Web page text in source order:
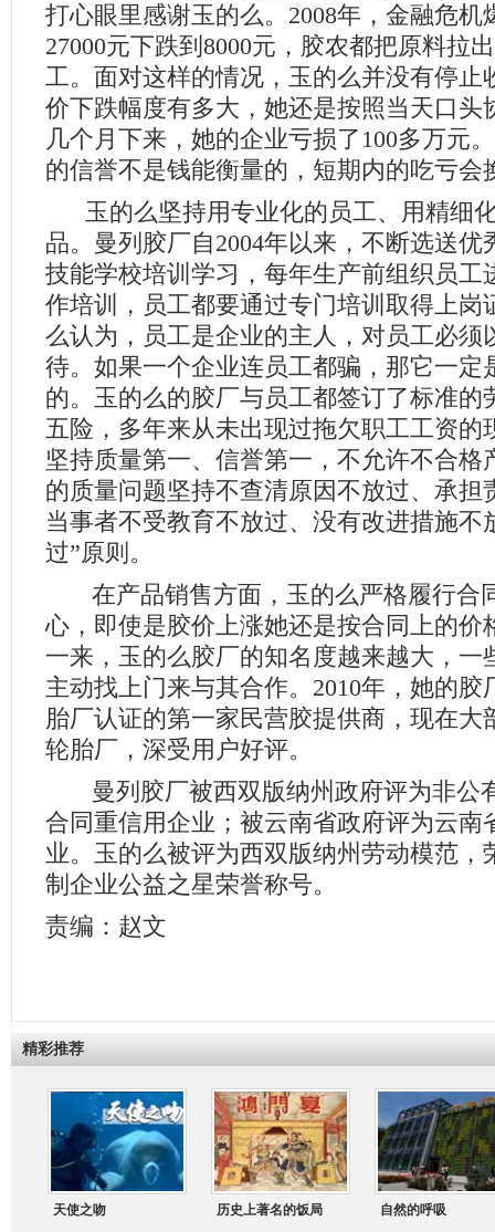
打心眼里感谢玉的么。2008年，金融危机
27000元下跌到8000元，胶农都把原料拉
工。面对这样的情况，玉的么并没有停止
价下跌幅度有多大，她还是按照当天口头
几个月下来，她的企业亏损了100多万元
的信誉不是钱能衡量的，短期内的吃亏会
玉的么坚持用专业化的员工、用精细
品。曼列胶厂自2004年以来，不断选送优
技能学校培训学习，每年生产前组织员工
作培训，员工都要通过专门培训取得上岗
么认为，员工是企业的主人，对员工必须
待。如果一个企业连员工都骗，那它一定
的。玉的么的胶厂与员工都签订了标准的
五险，多年来从未出现过拖欠职工工资的
坚持质量第一、信誉第一，不允许不合格
的质量问题坚持不查清原因不放过、承担
当事者不受教育不放过、没有改进措施不
过”原则。
在产品销售方面，玉的么严格履行合
心，即使是胶价上涨她还是按合同上的价
一来，玉的么胶厂的知名度越来越大，一
主动找上门来与其合作。2010年，她的胶
胎厂认证的第一家民营胶提供商，现在大
轮胎厂，深受用户好评。
曼列胶厂被西双版纳州政府评为非公
合同重信用企业；被云南省政府评为云南
业。玉的么被评为西双版纳州劳动模范，
制企业公益之星荣誉称号。
责编：赵文
精彩推荐
天使之吻 历史上著名的饭局 自然的呼吸